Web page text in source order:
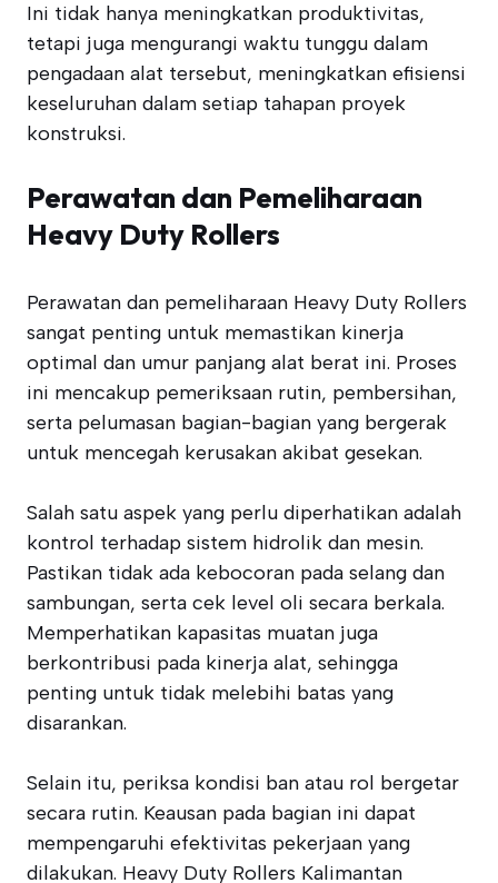
Ini tidak hanya meningkatkan produktivitas,
tetapi juga mengurangi waktu tunggu dalam
pengadaan alat tersebut, meningkatkan efisiensi
keseluruhan dalam setiap tahapan proyek
konstruksi.
Perawatan dan Pemeliharaan
Heavy Duty Rollers
Perawatan dan pemeliharaan Heavy Duty Rollers
sangat penting untuk memastikan kinerja
optimal dan umur panjang alat berat ini. Proses
ini mencakup pemeriksaan rutin, pembersihan,
serta pelumasan bagian-bagian yang bergerak
untuk mencegah kerusakan akibat gesekan.
Salah satu aspek yang perlu diperhatikan adalah
kontrol terhadap sistem hidrolik dan mesin.
Pastikan tidak ada kebocoran pada selang dan
sambungan, serta cek level oli secara berkala.
Memperhatikan kapasitas muatan juga
berkontribusi pada kinerja alat, sehingga
penting untuk tidak melebihi batas yang
disarankan.
Selain itu, periksa kondisi ban atau rol bergetar
secara rutin. Keausan pada bagian ini dapat
mempengaruhi efektivitas pekerjaan yang
dilakukan. Heavy Duty Rollers Kalimantan